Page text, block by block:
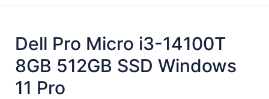
Dell Pro Micro i3-14100T
8GB 512GB SSD Windows
11 Pro